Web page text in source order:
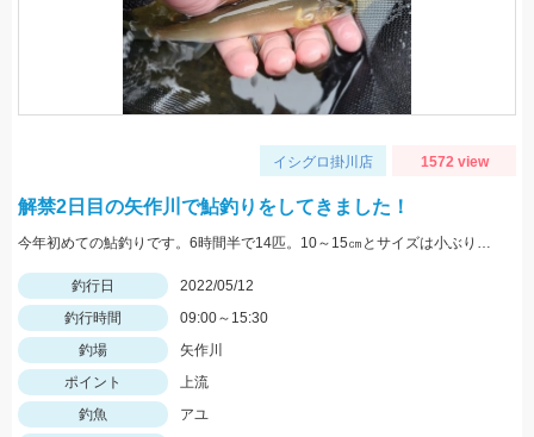
イシグロ掛川店 1572 view
解禁2日目の矢作川で鮎釣りをしてきました！
今年初めての鮎釣りです。6時間半で14匹。10～15㎝とサイズは小ぶりでしたが楽しませて貰いました。
釣行日
2022/05/12
釣行時間
09:00～15:30
釣場
矢作川
ポイント
上流
釣魚
アユ